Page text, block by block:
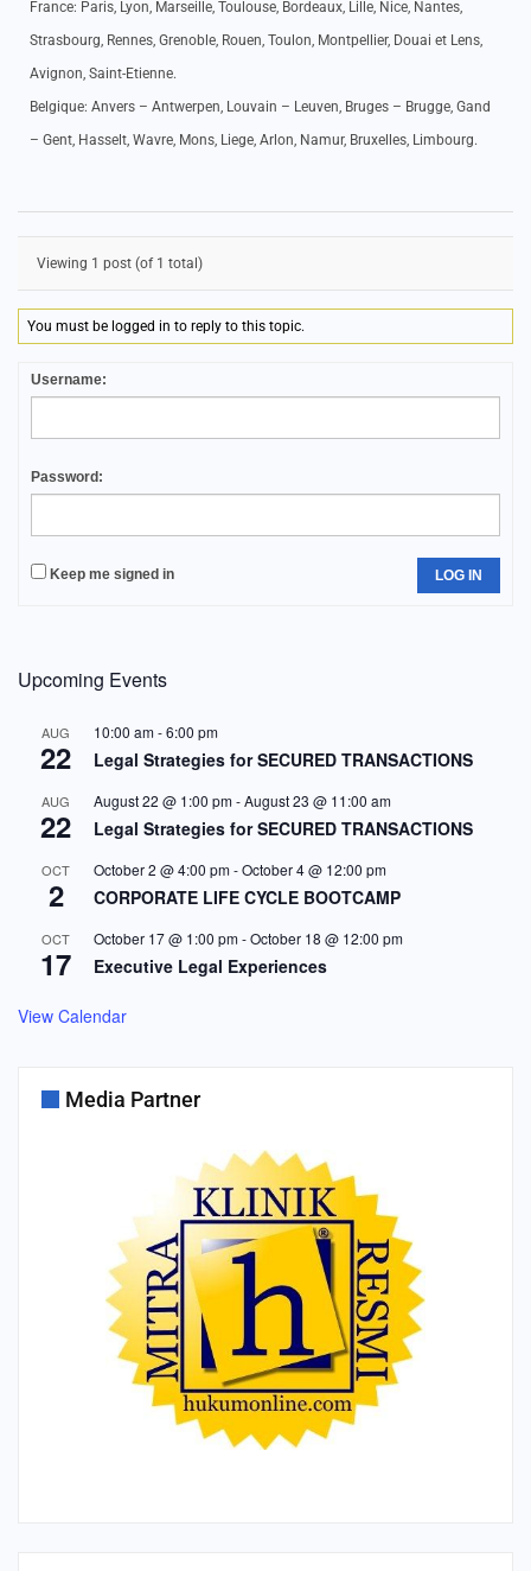
France: Paris, Lyon, Marseille, Toulouse, Bordeaux, Lille, Nice, Nantes,
Strasbourg, Rennes, Grenoble, Rouen, Toulon, Montpellier, Douai et Lens,
Avignon, Saint-Etienne.
Belgique: Anvers – Antwerpen, Louvain – Leuven, Bruges – Brugge, Gand
– Gent, Hasselt, Wavre, Mons, Liege, Arlon, Namur, Bruxelles, Limbourg.
Viewing 1 post (of 1 total)
You must be logged in to reply to this topic.
Username:
Password:
Keep me signed in LOG IN
Upcoming Events
AUG
22
10:00 am-6:00 pm
Legal Strategies for SECURED TRANSACTIONS
AUG
22
August 22 @ 1:00 pm-August 23 @ 11:00 am
Legal Strategies for SECURED TRANSACTIONS
OCT
2
October 2 @ 4:00 pm-October 4 @ 12:00 pm
CORPORATE LIFE CYCLE BOOTCAMP
OCT
17
October 17 @ 1:00 pm-October 18 @ 12:00 pm
Executive Legal Experiences
View Calendar
Media Partner